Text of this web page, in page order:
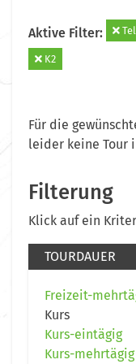
Aktive Filter:
K2
Für die
leider keine Tour
Filterung
Klick auf ein
TOURDAUER
Freizeit-
Kurs
Kurs-eintägig
Kurs-mehrtägig